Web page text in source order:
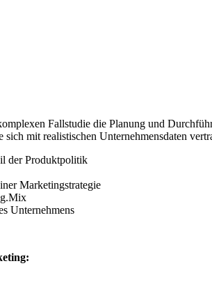
Fallstudie die Planung und
mit realistischen Unternehmensdaten
der Produktpolitik
Marketingstrategie
Unternehmens